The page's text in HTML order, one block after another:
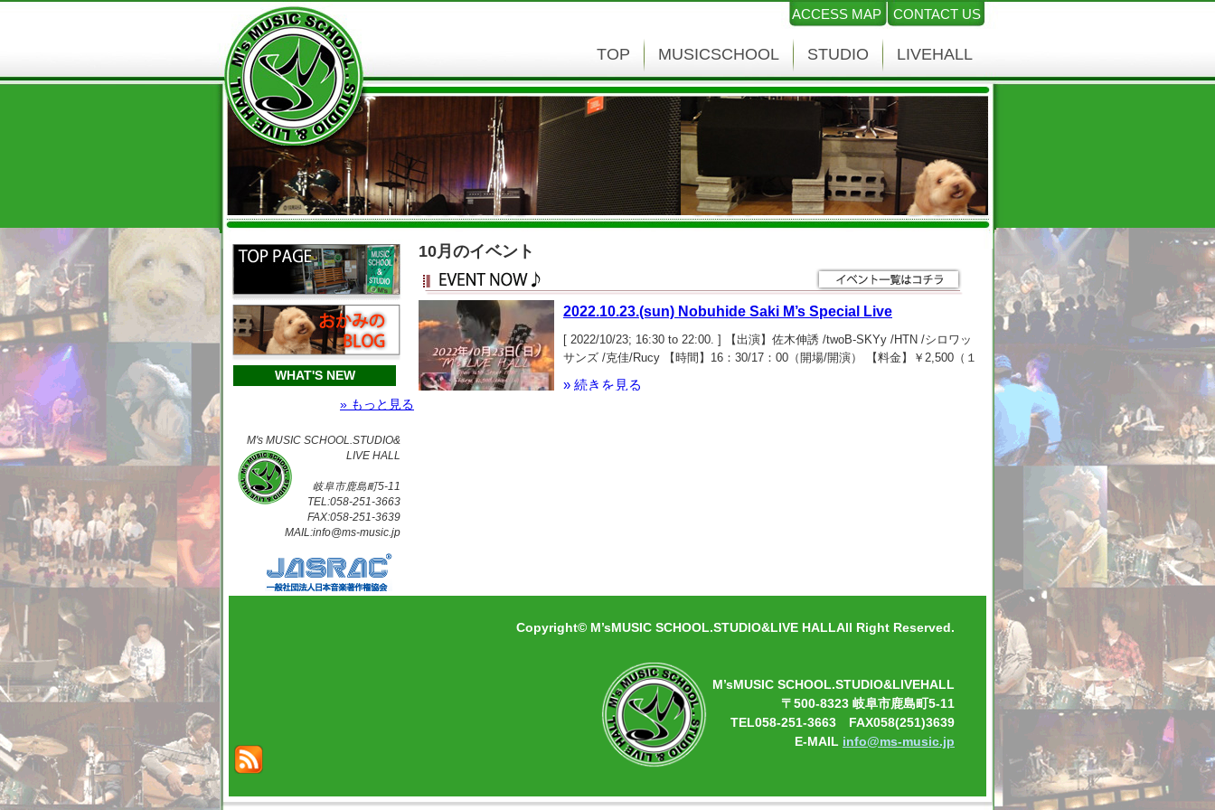
ACCESS MAP CONTACT US
TOP MUSICSCHOOL STUDIO LIVEHALL
WHAT'S NEW
» もっと見る
M's MUSIC SCHOOL.STUDIO&
LIVE HALL
岐阜市鹿島町5-11
TEL:058-251-3663
FAX:058-251-3639
MAIL:info@ms-music.jp
10月のイベント
2022.10.23.(sun) Nobuhide Saki M’s Special Live
[ 2022/10/23; 16:30 to 22:00. ] 【出演】佐木伸誘 /twoB-SKYy /HTN /シロワッ
サンズ /克佳/Rucy 【時間】16：30/17：00（開場/開演） 【料金】￥2,500（１
ドリンク込）
» 続きを見る
Copyright© M’sMUSIC SCHOOL.STUDIO&LIVE HALLAll Right Reserved.
M’sMUSIC SCHOOL.STUDIO&LIVEHALL
〒500-8323 岐阜市鹿島町5-11
TEL058-251-3663 FAX058(251)3639
E-MAIL info@ms-music.jp